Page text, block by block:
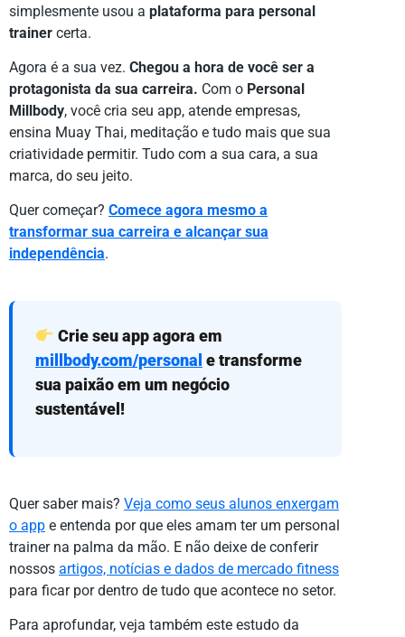
simplesmente usou a plataforma para personal
trainer certa.
Agora é a sua vez. Chegou a hora de você ser a
protagonista da sua carreira. Com o Personal
Millbody, você cria seu app, atende empresas,
ensina Muay Thai, meditação e tudo mais que sua
criatividade permitir. Tudo com a sua cara, a sua
marca, do seu jeito.
Quer começar? Comece agora mesmo a
transformar sua carreira e alcançar sua
independência.
Crie seu app agora em
millbody.com/personal e transforme
sua paixão em um negócio
sustentável!
Quer saber mais? Veja como seus alunos enxergam
o app e entenda por que eles amam ter um personal
trainer na palma da mão. E não deixe de conferir
nossos artigos, notícias e dados de mercado fitness
para ficar por dentro de tudo que acontece no setor.
Para aprofundar, veja também este estudo da